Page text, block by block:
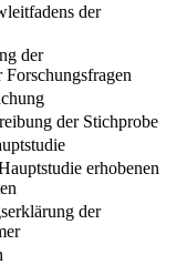
der
der
der Stichprobe
erhobenen
der